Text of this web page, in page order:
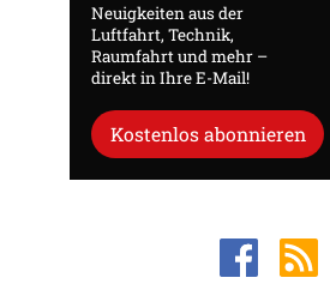
Neuigkeiten aus der
Luftfahrt, Technik,
Raumfahrt und mehr –
direkt in Ihre E-Mail!
Kostenlos abonnieren